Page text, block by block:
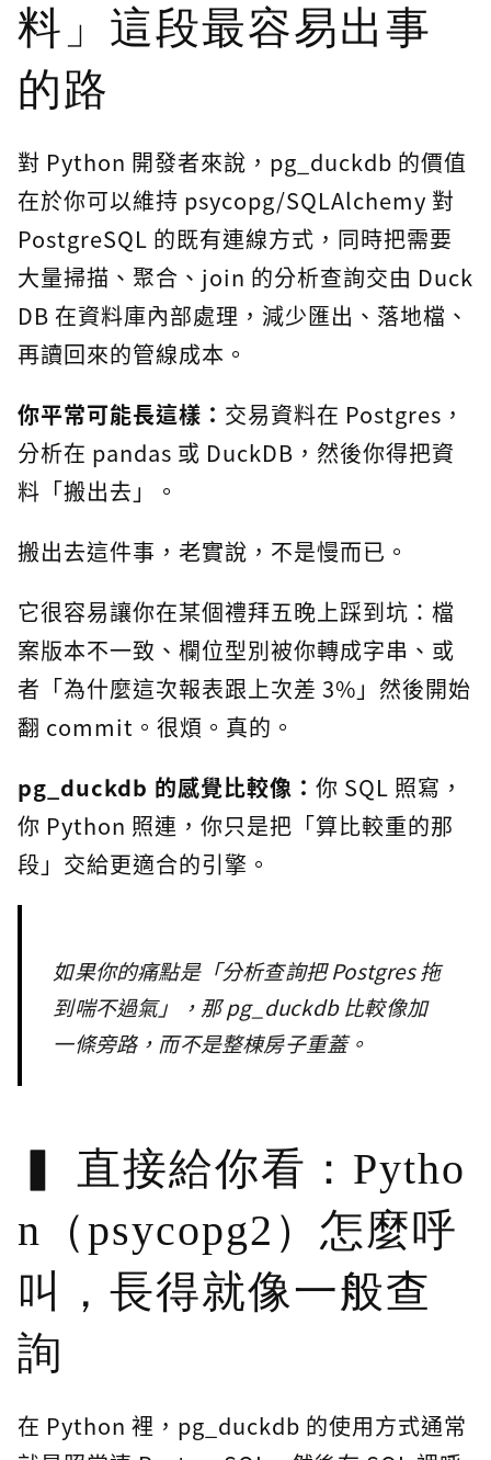
料」這段最容易出事
的路
對 Python 開發者來說，pg_duckdb 的價值
在於你可以維持 psycopg/SQLAlchemy 對
PostgreSQL 的既有連線方式，同時把需要
大量掃描、聚合、join 的分析查詢交由 Duck
DB 在資料庫內部處理，減少匯出、落地檔、
再讀回來的管線成本。
你平常可能長這樣： 交易資料在 Postgres，
分析在 pandas 或 DuckDB，然後你得把資
料「搬出去」。
搬出去這件事，老實說，不是慢而已。
它很容易讓你在某個禮拜五晚上踩到坑：檔
案版本不一致、欄位型別被你轉成字串、或
者「為什麼這次報表跟上次差 3%」然後開始
翻 commit。很煩。真的。
pg_duckdb 的感覺比較像： 你 SQL 照寫，
你 Python 照連，你只是把「算比較重的那
段」交給更適合的引擎。
如果你的痛點是「分析查詢把 Postgres 拖
到喘不過氣」，那 pg_duckdb 比較像加
一條旁路，而不是整棟房子重蓋。
直接給你看：Pytho
n（psycopg2）怎麼呼
叫，長得就像一般查
詢
在 Python 裡，pg_duckdb 的使用方式通常